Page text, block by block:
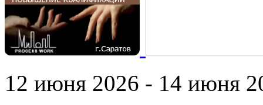
12 июня 2026 - 14 июня